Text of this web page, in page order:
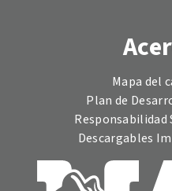
Mapa del
Plan de
Descargables